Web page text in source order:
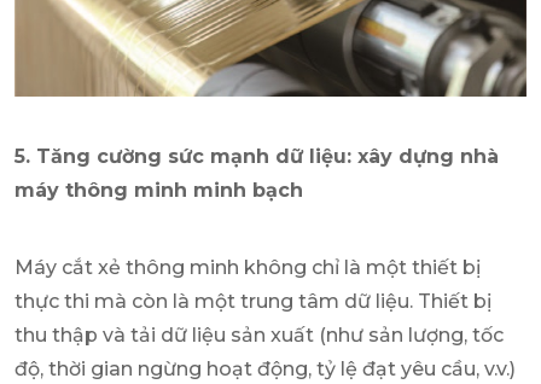
5. Tăng cường sức mạnh dữ liệu: xây dựng nhà
máy thông minh minh bạch
Máy cắt xẻ thông minh không chỉ là một thiết bị
thực thi mà còn là một trung tâm dữ liệu. Thiết bị
thu thập và tải dữ liệu sản xuất (như sản lượng, tốc
độ, thời gian ngừng hoạt động, tỷ lệ đạt yêu cầu, v.v.)